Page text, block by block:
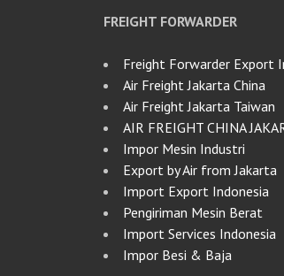
FREIGHT FORWARDER
Freight Forwarder Export
Air Freight Jakarta China
Air Freight Jakarta Taiwan
AIR FREIGHT CHINA
Impor Mesin Industri
Export by Air from Jakarta
Import Export Indonesia
Pengiriman Mesin Berat
Import Services Indonesia
Impor Besi & Baja